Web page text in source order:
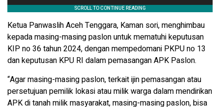
Ketua Panwaslih Aceh Tenggara, Kaman sori, menghimbau
kepada masing-masing paslon untuk mematuhi keputusan
KIP no 36 tahun 2024, dengan mempedomani PKPU no 13
dan keputusan KPU RI dalam pemasangan APK Paslon.
“Agar masing-masing paslon, terkait ijin pemasangan atau
persetujuan pemilik lokasi atau milik warga dalam mendirikan
APK di tanah milik masyarakat, masing-masing paslon, bisa